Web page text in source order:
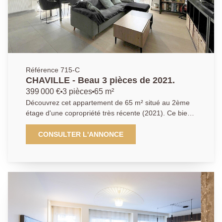
Référence 715-C
CHAVILLE - Beau 3 pièces de 2021.
399 000 € 3 pièces 65 m²
Découvrez cet appartement de 65 m² situé au 2ème
étage d'une copropriété très récente (2021). Ce bien,
idéalement exposé Sud-Est, comprend un séjour
spacieux avec une cuisine américaine aménagée et
équipée, deux chambres avec placard, une grande
bon standing avec des fenêtres en PVC double
vitrage et des volets roulants électriques. À seulement
100 mètres des commerces, 1 minute des arrêts de
bus, 3 minutes des écoles (École élémentaire
CONSULTER L'ANNONCE